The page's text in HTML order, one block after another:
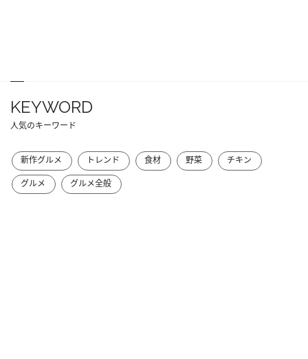
KEYWORD
人気のキーワード
新作グルメ トレンド 食材 野菜
チキン
グルメ
グルメ全般